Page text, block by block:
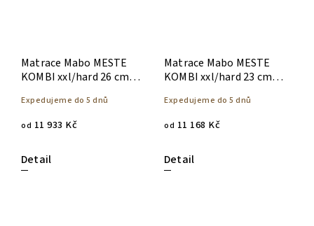
Matrace Mabo MESTE
KOMBI xxl/hard 26 cm,
Expedujeme do 5 dnů
od 11 933 Kč
Detail
Matrace Mabo MESTE
KOMBI xxl/hard 23 cm,
Expedujeme do 5 dnů
od 11 168 Kč
Detail